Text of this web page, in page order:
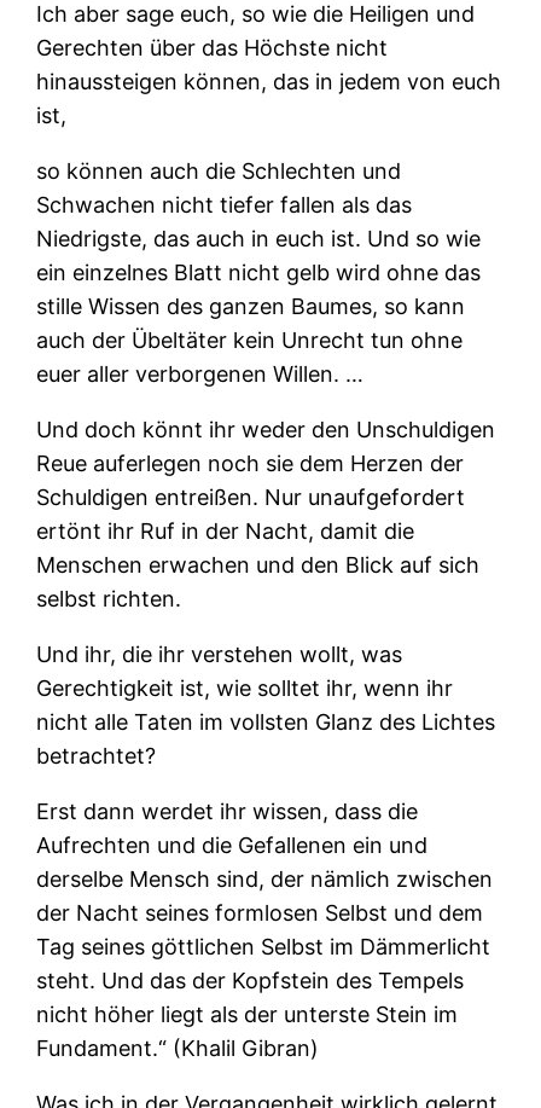
Ich aber sage euch, so wie die Heiligen und
Gerechten über das Höchste nicht
hinaussteigen können, das in jedem von euch
ist,
so können auch die Schlechten und
Schwachen nicht tiefer fallen als das
Niedrigste, das auch in euch ist. Und so wie
ein einzelnes Blatt nicht gelb wird ohne das
stille Wissen des ganzen Baumes, so kann
auch der Übeltäter kein Unrecht tun ohne
euer aller verborgenen Willen. …
Und doch könnt ihr weder den Unschuldigen
Reue auferlegen noch sie dem Herzen der
Schuldigen entreißen. Nur unaufgefordert
ertönt ihr Ruf in der Nacht, damit die
Menschen erwachen und den Blick auf sich
selbst richten.
Und ihr, die ihr verstehen wollt, was
Gerechtigkeit ist, wie solltet ihr, wenn ihr
nicht alle Taten im vollsten Glanz des Lichtes
betrachtet?
Erst dann werdet ihr wissen, dass die
Aufrechten und die Gefallenen ein und
derselbe Mensch sind, der nämlich zwischen
der Nacht seines formlosen Selbst und dem
Tag seines göttlichen Selbst im Dämmerlicht
steht. Und das der Kopfstein des Tempels
nicht höher liegt als der unterste Stein im
Fundament.“ (Khalil Gibran)